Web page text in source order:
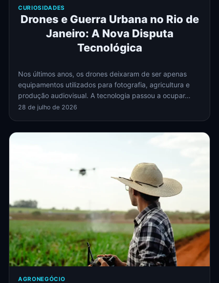
CURIOSIDADES
Drones e Guerra Urbana no Rio de
Janeiro: A Nova Disputa
Tecnológica
Nos últimos anos, os drones deixaram de ser apenas
equipamentos utilizados para fotografia, agricultura e
produção audiovisual. A tecnologia passou a ocupar…
28 de julho de 2026
AGRONEGÓCIO